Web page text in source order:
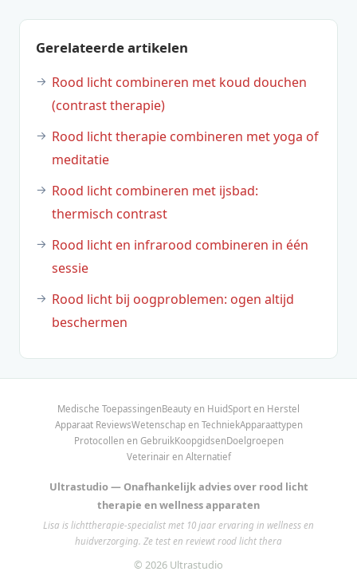
Gerelateerde artikelen
Rood licht combineren met koud douchen
(contrast therapie)
Rood licht therapie combineren met yoga of
meditatie
Rood licht combineren met ijsbad:
thermisch contrast
Rood licht en infrarood combineren in één
sessie
Rood licht bij oogproblemen: ogen altijd
beschermen
Medische ToepassingenBeauty en HuidSport en Herstel
Apparaat ReviewsWetenschap en TechniekApparaattypen
Protocollen en GebruikKoopgidsenDoelgroepen
Veterinair en Alternatief
Ultrastudio — Onafhankelijk advies over rood licht
therapie en wellness apparaten
Lisa is lichttherapie-specialist met 10 jaar ervaring in wellness en
huidverzorging. Ze test en reviewt rood licht thera
© 2026 Ultrastudio